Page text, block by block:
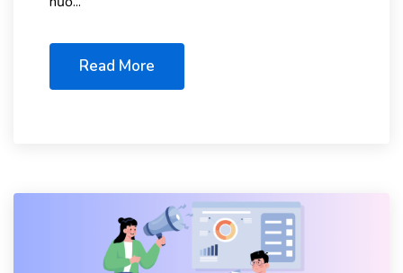
Read More